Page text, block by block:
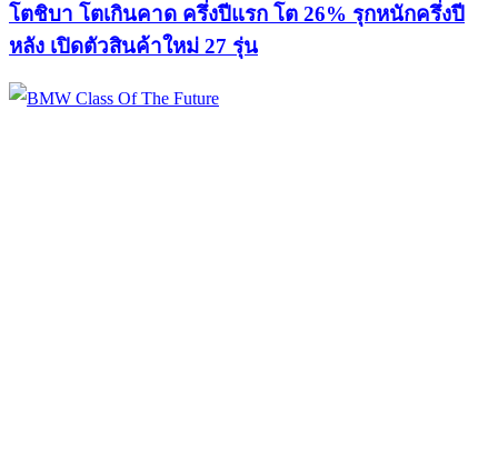
โตชิบา โตเกินคาด ครึ่งปีแรก โต 26% รุกหนักครึ่งปี
หลัง เปิดตัวสินค้าใหม่ 27 รุ่น